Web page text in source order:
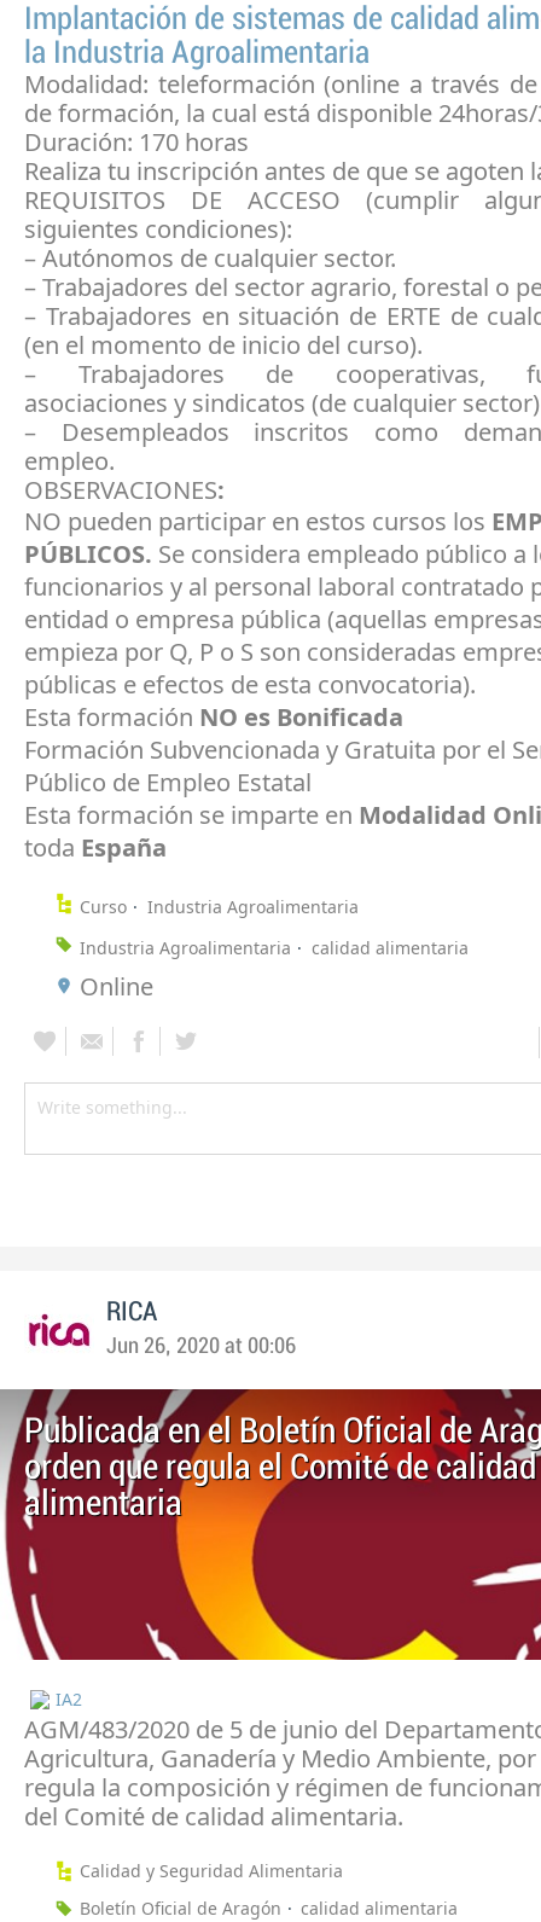
Implantación de sistemas de calidad
la Industria Agroalimentaria
Modalidad: teleformación (online a través
de formación, la cual está disponible
Duración: 170 horas
Realiza tu inscripción antes de que se agoten
REQUISITOS DE ACCESO (cumplir
siguientes condiciones):
– Autónomos de cualquier sector.
– Trabajadores del sector agrario, forestal o
– Trabajadores en situación de ERTE de
(en el momento de inicio del curso).
– Trabajadores de cooperativas,
asociaciones y sindicatos (de cualquier
– Desempleados inscritos como
empleo.
OBSERVACIONES:
NO pueden participar en estos cursos los
PÚBLICOS. Se considera empleado público a
funcionarios y al personal laboral contratado
entidad o empresa pública (aquellas
empieza por Q, P o S son consideradas
públicas e efectos de esta convocatoria).
Esta formación NO es Bonificada
Formación Subvencionada y Gratuita por el
Público de Empleo Estatal
Esta formación se imparte en Modalidad
toda España
Curso
Industria Agroalimentaria
Industria Agroalimentaria
calidad alimentaria
Online
RICA
Jun 26, 2020 at 00:06
Publicada en el Boletín Oficial de
orden que regula el Comité de calidad
alimentaria
IA2
AGM/483/2020 de 5 de junio del
Agricultura, Ganadería y Medio Ambiente, por
regula la composición y régimen de
del Comité de calidad alimentaria.
Calidad y Seguridad Alimentaria
Boletín Oficial de Aragón
calidad alimentaria